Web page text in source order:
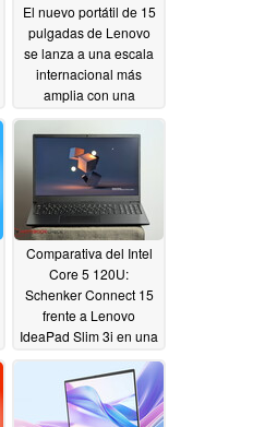
El nuevo portátil de 15
pulgadas de Lenovo
se lanza a una escala
internacional más
amplia con una
1.100 nits y 48 GB de
VRAM07/01/2026
Comparativa del Intel
Core 5 120U:
Schenker Connect 15
frente a Lenovo
IdeaPad Slim 3i en una
para juegos06/26/2026